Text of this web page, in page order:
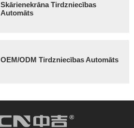
Skārienekrāna Tirdzniecības
Automāts
OEM/ODM Tirdzniecības Automāts